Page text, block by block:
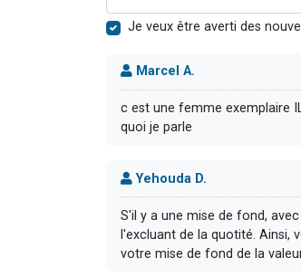
Je veux être averti des
Marcel A.
c est une femme exemplaire
quoi je parle
Yehouda D.
S'il y a une mise de fond,
l'excluant de la quotité. Ainsi,
votre mise de fond de la